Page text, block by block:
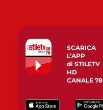
SCARICA
L’APP
di STILETV
HD
CANALE 78